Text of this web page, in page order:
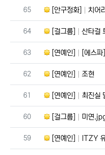
번호
65 [안구정화] 치어
번호
64 [걸그룹] 산타걸
번호
63 [연예인] [에스
번호
62 [연예인] 조현
번호
61 [연예인] 최진실
번호
60 [걸그룹] 미연
번호
59 [연예인] ITZY